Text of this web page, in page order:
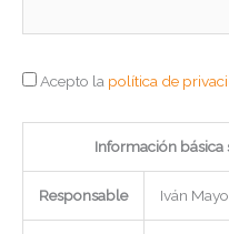
Acepto la política de
Información
Responsable Iván